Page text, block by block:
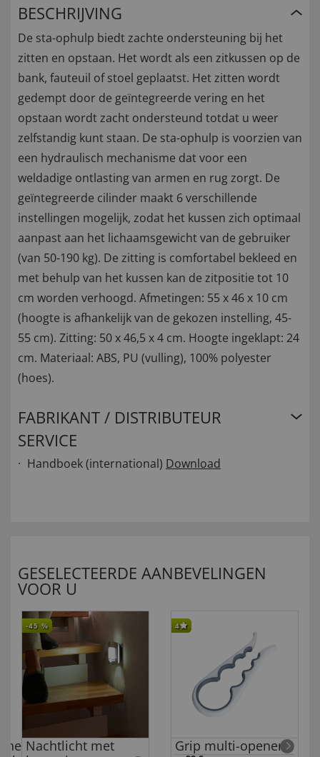
BESCHRIJVING
De sta-ophulp biedt zachte ondersteuning bij het
zitten en opstaan. Het wordt als een zitkussen op de
bank, fauteuil of stoel geplaatst. Het zitten wordt
gedempt door de geïntegreerde vering en het
opstaan ​​wordt zacht ondersteund totdat u weer
zelfstandig kunt staan. De sta-ophulp is voorzien van
een hydraulisch mechanisme dat voor een
weldadige ontlasting van armen en rug zorgt. De
geïntegreerde cilinder maakt 6 verschillende
instellingen mogelijk, zodat het kussen zich optimaal
aanpast aan het lichaamsgewicht van de gebruiker
(van 50-190 kg). De zitting is comfortabel bekleed en
met behulp van het kussen kan de zitpositie tot 10
cm worden verhoogd. Afmetingen: 55 x 46 x 10 cm
(hoogte is afhankelijk van de gekozen instelling, 45-
55 cm). Zitting: 50 x 46,5 x 4 cm. Hoogte ingeklapt: 24
cm. Materiaal: ABS, PU (vulling), 100% polyester
(hoes).
FABRIKANT / DISTRIBUTEUR
SERVICE
Handboek (international) Download
GESELECTEERDE AANBEVELINGEN
VOOR U
-45 %
Nachtlicht met
4
Grip multi-opener